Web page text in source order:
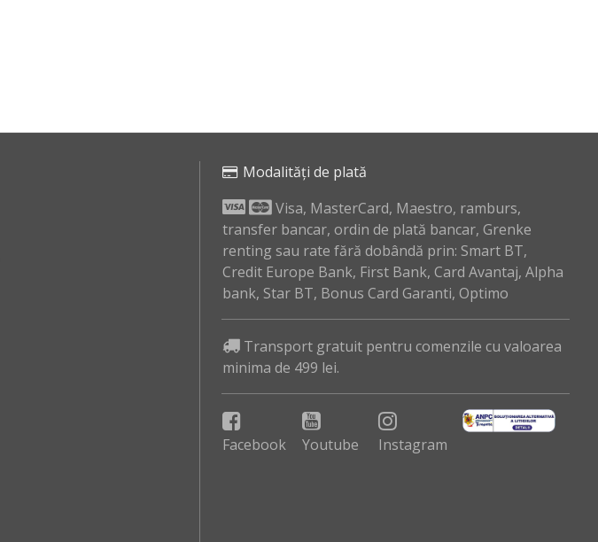
Modalități de plată
Visa, MasterCard, Maestro, ramburs,
transfer bancar, ordin de plată bancar, Grenke
renting sau rate fără dobândă prin: Smart BT,
Credit Europe Bank, First Bank, Card Avantaj, Alpha
bank, Star BT, Bonus Card Garanti, Optimo
Transport gratuit pentru comenzile cu valoarea
minima de 499 lei.
Facebook Youtube Instagram